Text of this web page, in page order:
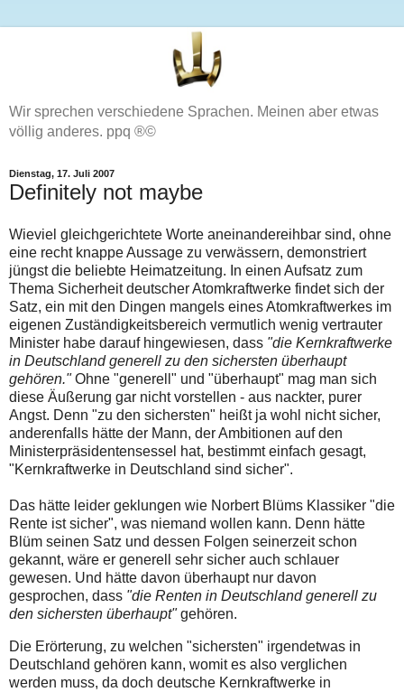
Wir sprechen verschiedene Sprachen. Meinen aber etwas
völlig anderes. ppq ®©
Dienstag, 17. Juli 2007
Definitely not maybe
Wieviel gleichgerichtete Worte aneinandereihbar sind, ohne
eine recht knappe Aussage zu verwässern, demonstriert
jüngst die beliebte Heimatzeitung. In einen Aufsatz zum
Thema Sicherheit deutscher Atomkraftwerke findet sich der
Satz, ein mit den Dingen mangels eines Atomkraftwerkes im
eigenen Zuständigkeitsbereich vermutlich wenig vertrauter
Minister habe darauf hingewiesen, dass "die Kernkraftwerke
in Deutschland generell zu den sichersten überhaupt
gehören."Ohne "generell" und "überhaupt" mag man sich
diese Äußerung gar nicht vorstellen - aus nackter, purer
Angst. Denn "zu den sichersten" heißt ja wohl nicht sicher,
anderenfalls hätte der Mann, der Ambitionen auf den
Ministerpräsidentensessel hat, bestimmt einfach gesagt,
"Kernkraftwerke in Deutschland sind sicher".
Das hätte leider geklungen wie Norbert Blüms Klassiker "die
Rente ist sicher", was niemand wollen kann. Denn hätte
Blüm seinen Satz und dessen Folgen seinerzeit schon
gekannt, wäre er generell sehr sicher auch schlauer
gewesen. Und hätte davon überhaupt nur davon
gesprochen, dass "die Renten in Deutschland generell zu
den sichersten überhaupt"gehören.
Die Erörterung, zu welchen "sichersten" irgendetwas in
Deutschland gehören kann, womit es also verglichen
werden muss, da doch deutsche Kernkraftwerke in